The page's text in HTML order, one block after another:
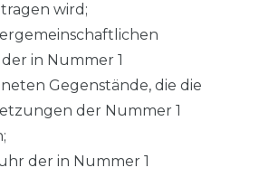
wird;
in Nummer 1
Gegenstände, die die
der Nummer 1
der in Nummer 1